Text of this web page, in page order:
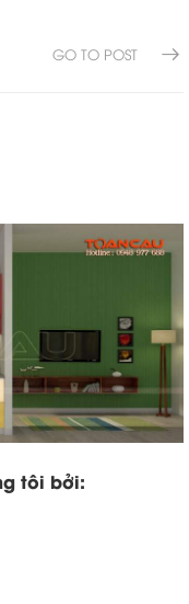
GO TO POST
tôi bởi: